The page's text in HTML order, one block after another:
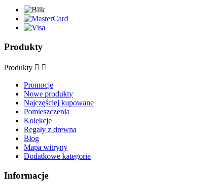
Produkty
Produkty  
Promocje
Nowe produkty
Najczęściej kupowane
Pomieszczenia
Kolekcje
Regały z drewna
Blog
Mapa witryny
Dodatkowe kategorie
Informacje